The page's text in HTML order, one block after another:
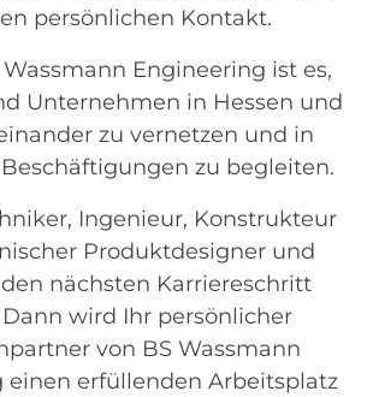
persönlichen Kontakt.
Engineering ist es,
Unternehmen in Hessen und
zu vernetzen und in
zu begleiten.
Ingenieur, Konstrukteur
Produktdesigner und
nächsten Karriereschritt
wird Ihr persönlicher
von BS Wassmann
einen erfüllenden Arbeitsplatz